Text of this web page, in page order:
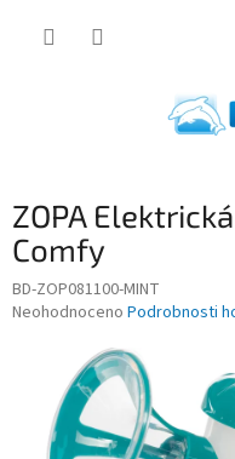
ZOPA
Comfy
BD-ZOP081100-MINT
Průměrné
Neohodnoceno Podrobnosti